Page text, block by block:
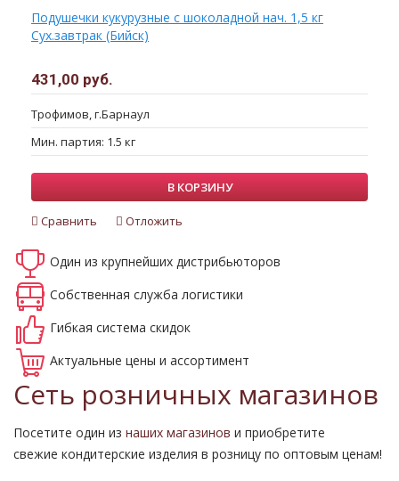
Подушечки кукурузные с шоколадной нач. 1,5 кг
Сух.завтрак (Бийск)
431,00 руб.
Трофимов, г.Барнаул
Мин. партия: 1.5 кг
В КОРЗИНУ
Сравнить Отложить
Один из крупнейших дистрибьюторов
Собственная служба логистики
Гибкая система скидок
Актуальные цены и ассортимент
Сеть розничных магазинов
Посетите один из наших магазинов и приобретите
свежие кондитерские изделия в розницу по оптовым ценам!